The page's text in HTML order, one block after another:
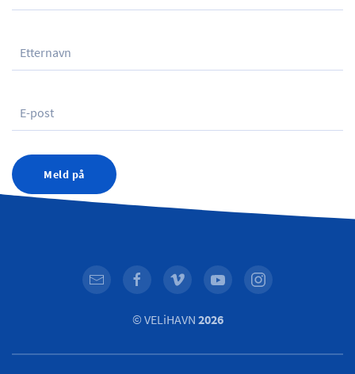
Meld på
© VELiHAVN 2026